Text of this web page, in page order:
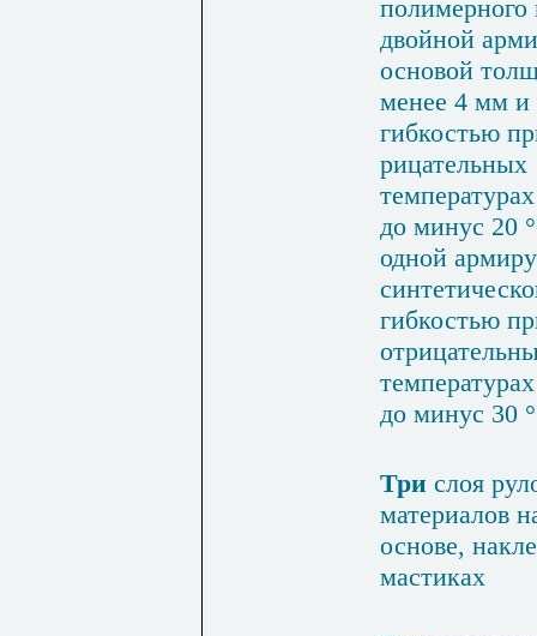
полимерного
двойной
основой
менее 4 мм и
гибкостью
рицательных
до минус 20
одной
гибкостью
до минус 30
Три слоя
материалов
основе,
мастиках